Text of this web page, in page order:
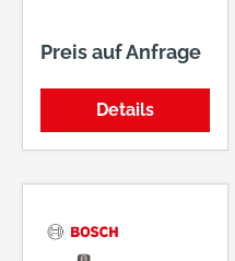
Preis auf Anfrage
Details